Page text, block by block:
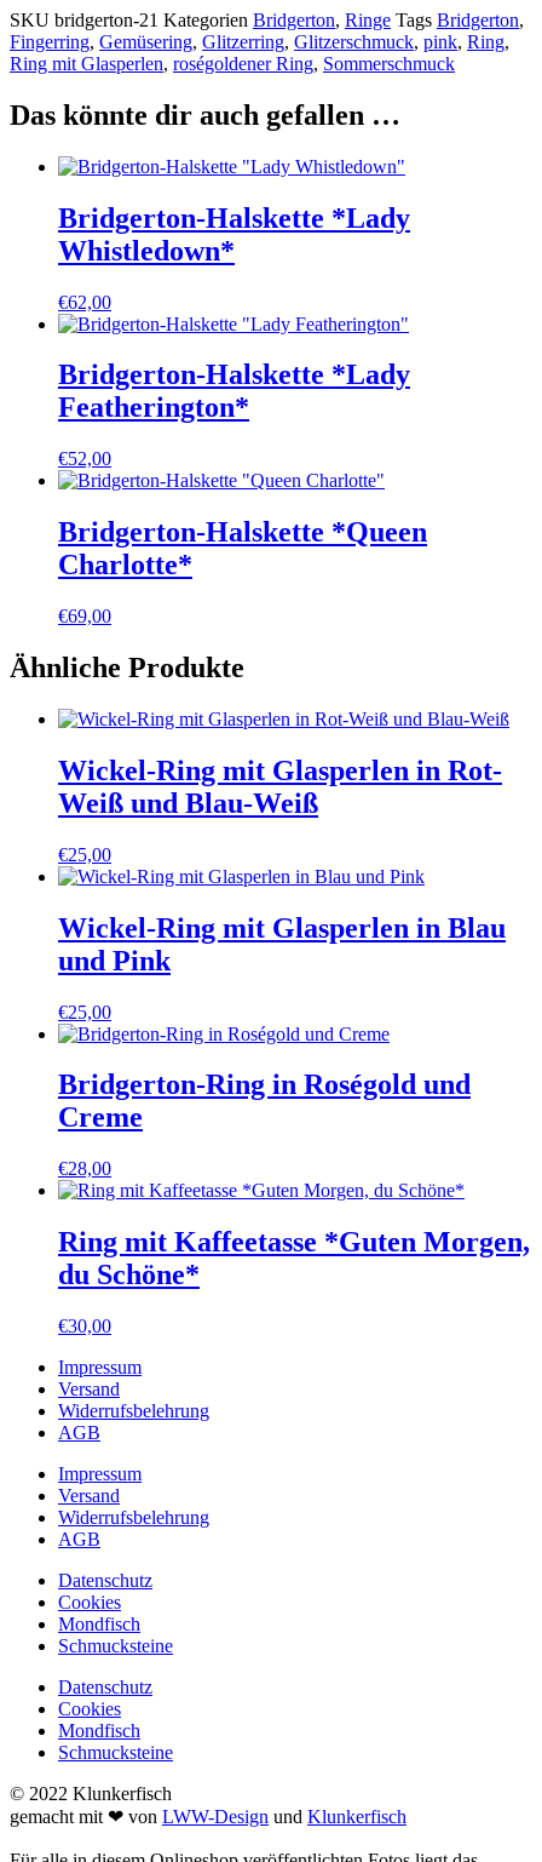
SKU bridgerton-21 Kategorien Bridgerton, Ringe Tags Bridgerton,
Fingerring, Gemüsering, Glitzerring, Glitzerschmuck, pink, Ring,
Ring mit Glasperlen, roségoldener Ring, Sommerschmuck
Das könnte dir auch gefallen …
Bridgerton-Halskette *Lady
Whistledown*
€62,00
Bridgerton-Halskette *Lady
Featherington*
€52,00
Bridgerton-Halskette *Queen
Charlotte*
€69,00
Ähnliche Produkte
Wickel-Ring mit Glasperlen in Rot-
Weiß und Blau-Weiß
€25,00
Wickel-Ring mit Glasperlen in Blau
und Pink
€25,00
Bridgerton-Ring in Roségold und
Creme
€28,00
Ring mit Kaffeetasse *Guten Morgen,
du Schöne*
€30,00
Impressum
Versand
Widerrufsbelehrung
AGB
Impressum
Versand
Widerrufsbelehrung
AGB
Datenschutz
Cookies
Mondfisch
Schmucksteine
Datenschutz
Cookies
Mondfisch
Schmucksteine
© 2022 Klunkerfisch
gemacht mit ❤ von LWW-Design und Klunkerfisch